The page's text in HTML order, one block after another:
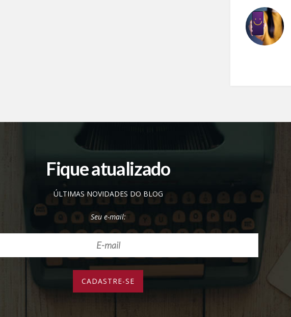
Fique atualizado
ÚLTIMAS NOVIDADES DO BLOG
Seu e-mail: